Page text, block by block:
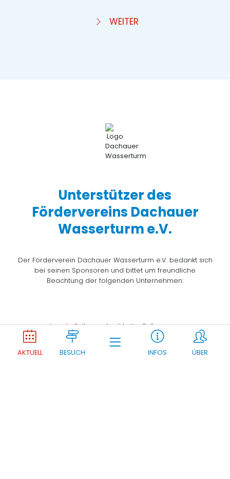
WEITER
Unterstützer des
Fördervereins Dachauer
Wasserturm e.V.
Der Förderverein Dachauer Wasserturm e.V. bedankt sich
bei seinen Sponsoren und bittet um freundliche
Beachtung der folgenden Unternehmen:
Joomla Gallerymakes it better. Balbooa.com
AKTUELL BESUCH INFOS ÜBER